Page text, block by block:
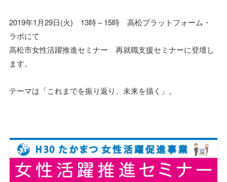
2019年1月29日(火) 13時～15時 高松プラットフォーム・
ラボにて
高松市女性活躍推進セミナー 再就職支援セミナーに登壇し
ます。
テーマは「これまでを振り返り、未来を描く」。